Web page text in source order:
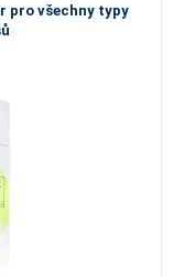
pro všechny typy